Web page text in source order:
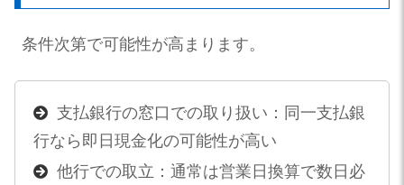
条件次第で可能性が高まります。
支払銀行の窓口での取り扱い：同一支払銀
行なら即日現金化の可能性が高い
他行での取立：通常は営業日換算で数日必